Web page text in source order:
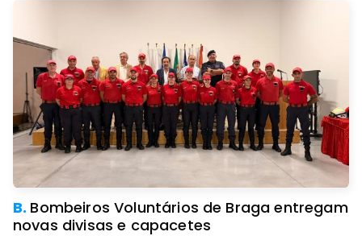
B. Bombeiros Voluntários de Braga entregam
novas divisas e capacetes